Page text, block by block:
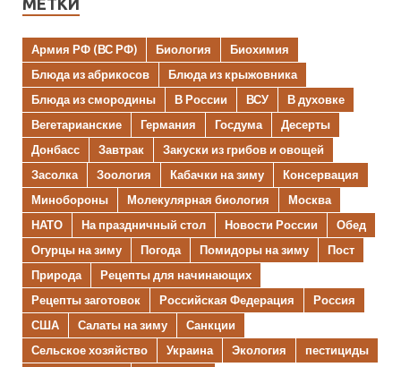
МЕТКИ
Армия РФ (ВС РФ) Биология
Биохимия
Блюда из абрикосов
Блюда из крыжовника
Блюда из смородины
В России ВСУ
В духовке
Вегетарианские
Германия Госдума
Десерты
Донбасс
Завтрак
Закуски из грибов и овощей
Засолка
Зоология Кабачки на зиму
Консервация
Минобороны
Молекулярная биология
Москва
НАТО
На праздничный стол Новости России
Обед
Огурцы на зиму
Погода Помидоры на зиму
Пост
Природа
Рецепты для начинающих
Рецепты заготовок
Российская Федерация
Россия
США
Салаты на зиму
Санкции
Сельское хозяйство
Украина Экология
пестициды